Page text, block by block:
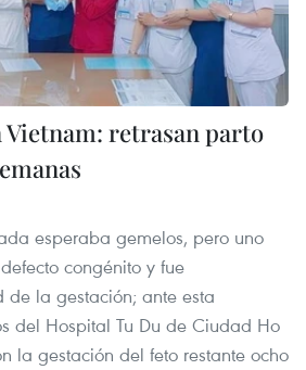
retrasan parto
esperaba gemelos, pero uno
congénito y fue
la gestación; ante esta
del Hospital Tu Du de Ciudad Ho
la gestación del feto restante ocho